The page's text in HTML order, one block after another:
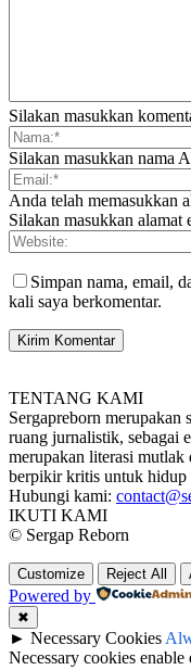
Silakan masukkan
Silakan masukkan nama
Anda telah memasukkan
Silakan masukkan alamat
Simpan nama, email,
kali saya berkomentar.
TENTANG KAMI
Sergapreborn merupakan
ruang jurnalistik, sebagai
merupakan literasi mutlak
berpikir kritis untuk hidup
Hubungi kami:
IKUTI KAMI
© Sergap Reborn
Customize Reject All
Powered by
✖
► Necessary Cookies
Necessary cookies